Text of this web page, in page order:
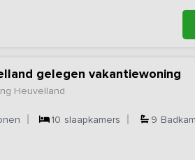
gelegen vakantiewoning
Heuvelland
10 slaapkamers 9